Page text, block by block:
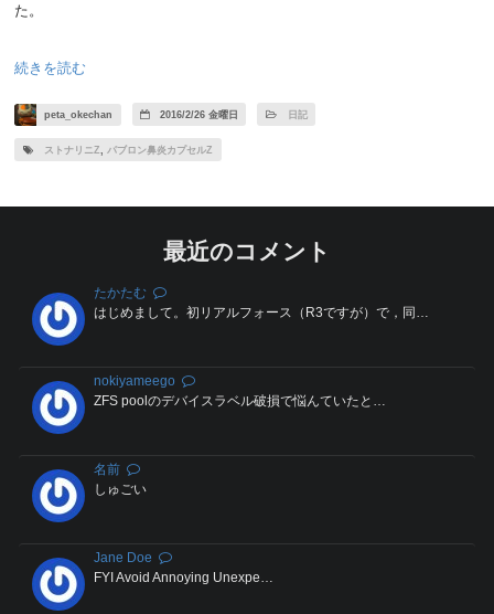
た。
続きを読む
peta_okechan 2016/2/26 金曜日 日記
ストナリニZ パブロン鼻炎カプセルZ
最近のコメント
たかたむ
はじめまして。初リアルフォース（R3ですが）で，同…
nokiyameego
ZFS poolのデバイスラベル破損で悩んていたと…
名前
しゅごい
Jane Doe
FYI Avoid Annoying Unexpe…